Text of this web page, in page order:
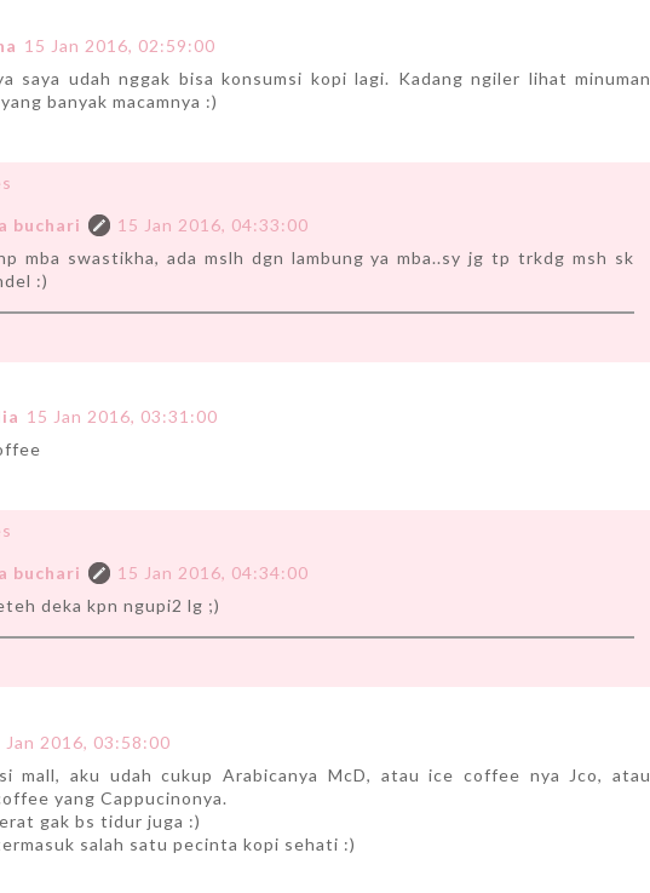
15 Jan 2016, 02:59:00
saya udah nggak bisa konsumsi kopi lagi. Kadang ngiler lihat minuman
banyak macamnya :)
buchari
15 Jan 2016, 04:33:00
mba swastikha, ada mslh dgn lambung ya mba..sy jg tp trkdg msh sk
:)
15 Jan 2016, 03:31:00
buchari
15 Jan 2016, 04:34:00
deka kpn ngupi2 lg ;)
Jan 2016, 03:58:00
mall, aku udah cukup Arabicanya McD, atau ice coffee nya Jco, atau
yang Cappucinonya.
gak bs tidur juga :)
salah satu pecinta kopi sehati :)